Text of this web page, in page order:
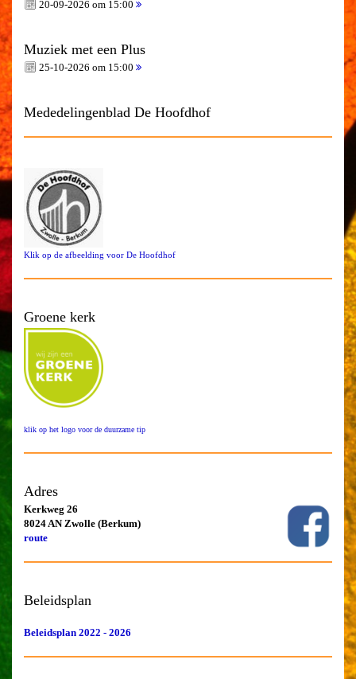
20-09-2026 om 15:00
Muziek met een Plus
25-10-2026 om 15:00
Mededelingenblad De Hoofdhof
Klik op de afbeelding voor De Hoofdhof
Groene kerk
klik op het logo voor de duurzame tip
Adres
Kerkweg 26
8024 AN Zwolle (Berkum)
route
Beleidsplan
Beleidsplan 2022 - 2026